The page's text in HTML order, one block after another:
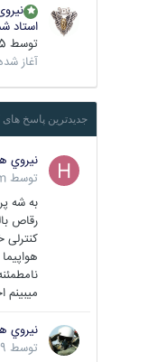
استاد
توسط
آغاز
جدیدترین پاسخ های
نيروي
توسط
به شه
رقاص
نيروي
توسط